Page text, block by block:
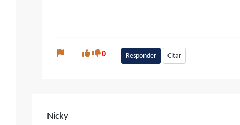
0 Responder Citar
Nicky